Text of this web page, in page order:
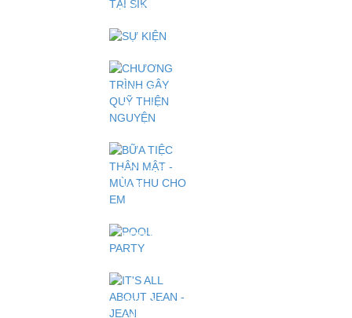
2025 – SỰ
BIỆT CHỈ
SIK
SỰ KIỆN
ĐÓA HOA
XÚC"
MỪNG
NGÀY
QUỐC TẾ
08/03
CHƯƠNG
TRÌNH
GÂY QUỸ
NGUYỆN
"TỦ SÁCH
YÊU
THƯƠNG"
BỮA TIỆC
THÂN
MẬT -
CHO EM
PARTY
IT'S ALL